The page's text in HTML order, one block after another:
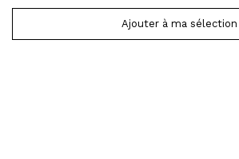
Ajouter à ma sélection